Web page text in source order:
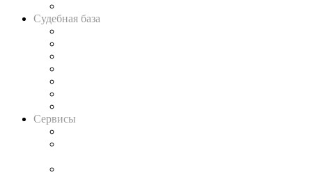
Судебная база
Сервисы